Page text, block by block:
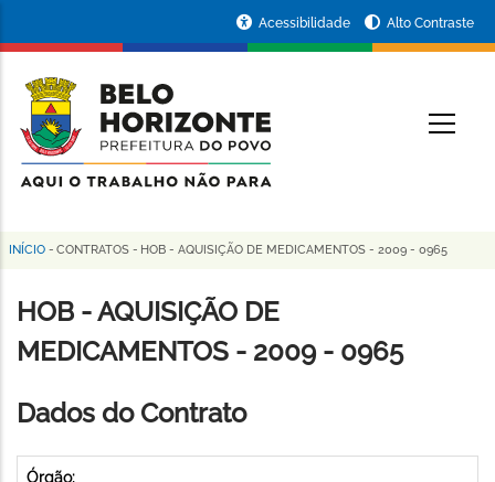
conteúdo
principal
da
Prefeitura
de
Horizonte
Acessibilidade Alto Contraste
Trilha
de
navegação
INÍCIO - CONTRATOS - HOB - AQUISIÇÃO DE MEDICAMENTOS - 2009 - 0965
HOB - AQUISIÇÃO DE
MEDICAMENTOS - 2009 - 0965
Dados do Contrato
Órgão: